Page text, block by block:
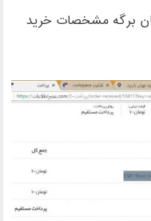
برگه مشخصات خرید